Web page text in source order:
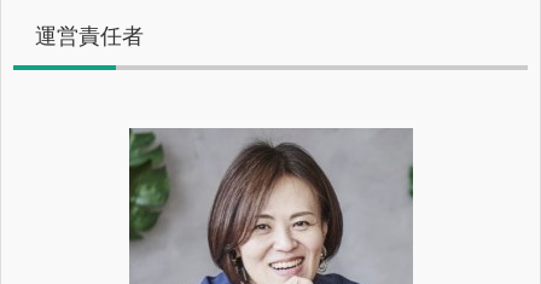
運営責任者